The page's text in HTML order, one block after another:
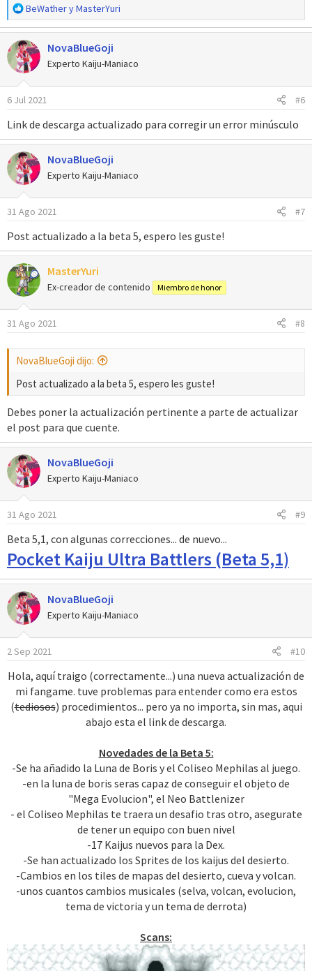
R
e
a
c
c
i
o
n
s
:
BeWatheryMasterYuri
NovaBlueGoji
Experto Kaiju-Maniaco
6 Jul 2021 #6
Link de descarga actualizado para corregir un error minúsculo
NovaBlueGoji
Experto Kaiju-Maniaco
31 Ago 2021 #7
Post actualizado a la beta 5, espero les guste!
MasterYuri
Ex-creador de contenido Miembro de honor
31 Ago 2021 #8
NovaBlueGoji dijo:
Post actualizado a la beta 5, espero les guste!
Debes poner la actualización pertinente a parte de actualizar
el post para que cuente.
NovaBlueGoji
Experto Kaiju-Maniaco
31 Ago 2021 #9
Beta 5,1, con algunas correcciones... de nuevo...
Pocket Kaiju Ultra Battlers (Beta 5,1)
NovaBlueGoji
Experto Kaiju-Maniaco
2 Sep 2021 #10
Hola, aquí traigo (correctamente...) una nueva actualización de
mi fangame. tuve problemas para entender como era estos
(tediosos) procedimientos... pero ya no importa, sin mas, aqui
abajo esta el link de descarga.
Novedades de la Beta 5:
-Se ha añadido la Luna de Boris y el Coliseo Mephilas al juego.
-en la luna de boris seras capaz de conseguir el objeto de
"Mega Evolucion", el Neo Battlenizer
- el Coliseo Mephilas te traera un desafio tras otro, asegurate
de tener un equipo con buen nivel
-17 Kaijus nuevos para la Dex.
-Se han actualizado los Sprites de los kaijus del desierto.
-Cambios en los tiles de mapas del desierto, cueva y volcan.
-unos cuantos cambios musicales (selva, volcan, evolucion,
tema de victoria y un tema de derrota)
Scans: